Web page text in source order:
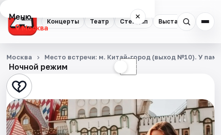
Концерты Театр Стендап Выставки
Меню ×
Москва
Концерты
Театр
Стендап
Выставки
Ночной режим ☾
Москва Место встречи: м. Китай-город (выход №10). У